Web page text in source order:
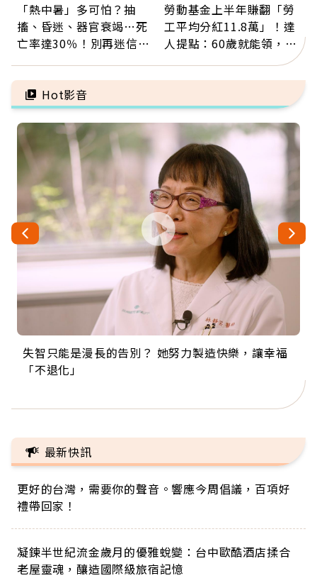
「熱中暑」多可怕？抽
搐、昏迷、器官衰竭…死
亡率達30％！別再迷信
5招才能真救命
勞動基金上半年賺翻「勞
工平均分紅11.8萬」！達
人提點：60歲就能領，重
新就業還有隱藏版退休金
Hot影音
失智只能是漫長的告別？ 她努力製造快樂，讓幸福
「不退化」
來自剛果的巧克力神父 為台灣奉獻36年 「台灣是我
的家，我連作夢都講台語！」
63歲卸矽谷副總、搬回台灣找快樂！「蛋黃哥小
丑」走進安養院，逗樂上萬爺奶：退休後才開始真
104歲打破金氏世界紀錄 成為全球最年長羽球選
手，分享長壽的秘密原來是「這個」
事業巔峰他選擇追夢…黑手阿伯拉小提琴還登上小
巨蛋！連CNN都大讚！
最新快訊
更好的台灣，需要你的聲音。響應今周倡議，百項好
禮帶回家！
凝鍊半世紀流金歲月的優雅蛻變：台中歐酷酒店揉合
老屋靈魂，釀造國際級旅宿記憶